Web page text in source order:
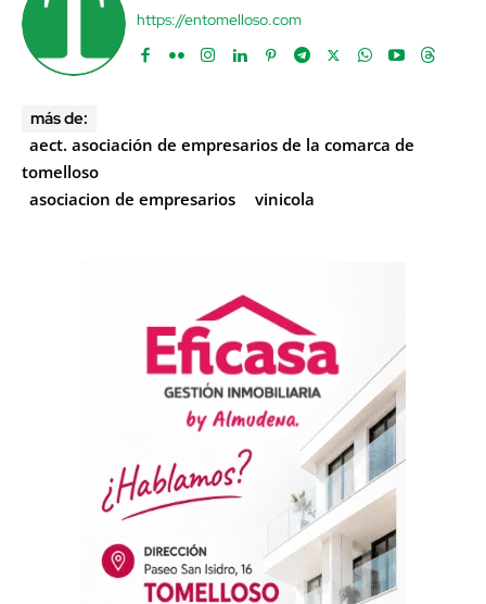
https://entomelloso.com
más de:
aect. asociación de empresarios de la comarca de
tomelloso
asociacion de empresarios
vinicola